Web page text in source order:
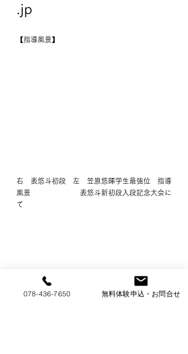
.jp
【指導風景】
右　表悠斗初段　左　笠原悠暉学生最強位　指導
風景　　　　　　　表悠斗新初段入段記念大会に
て
078-436-7650 無料体験申込・お問合せ